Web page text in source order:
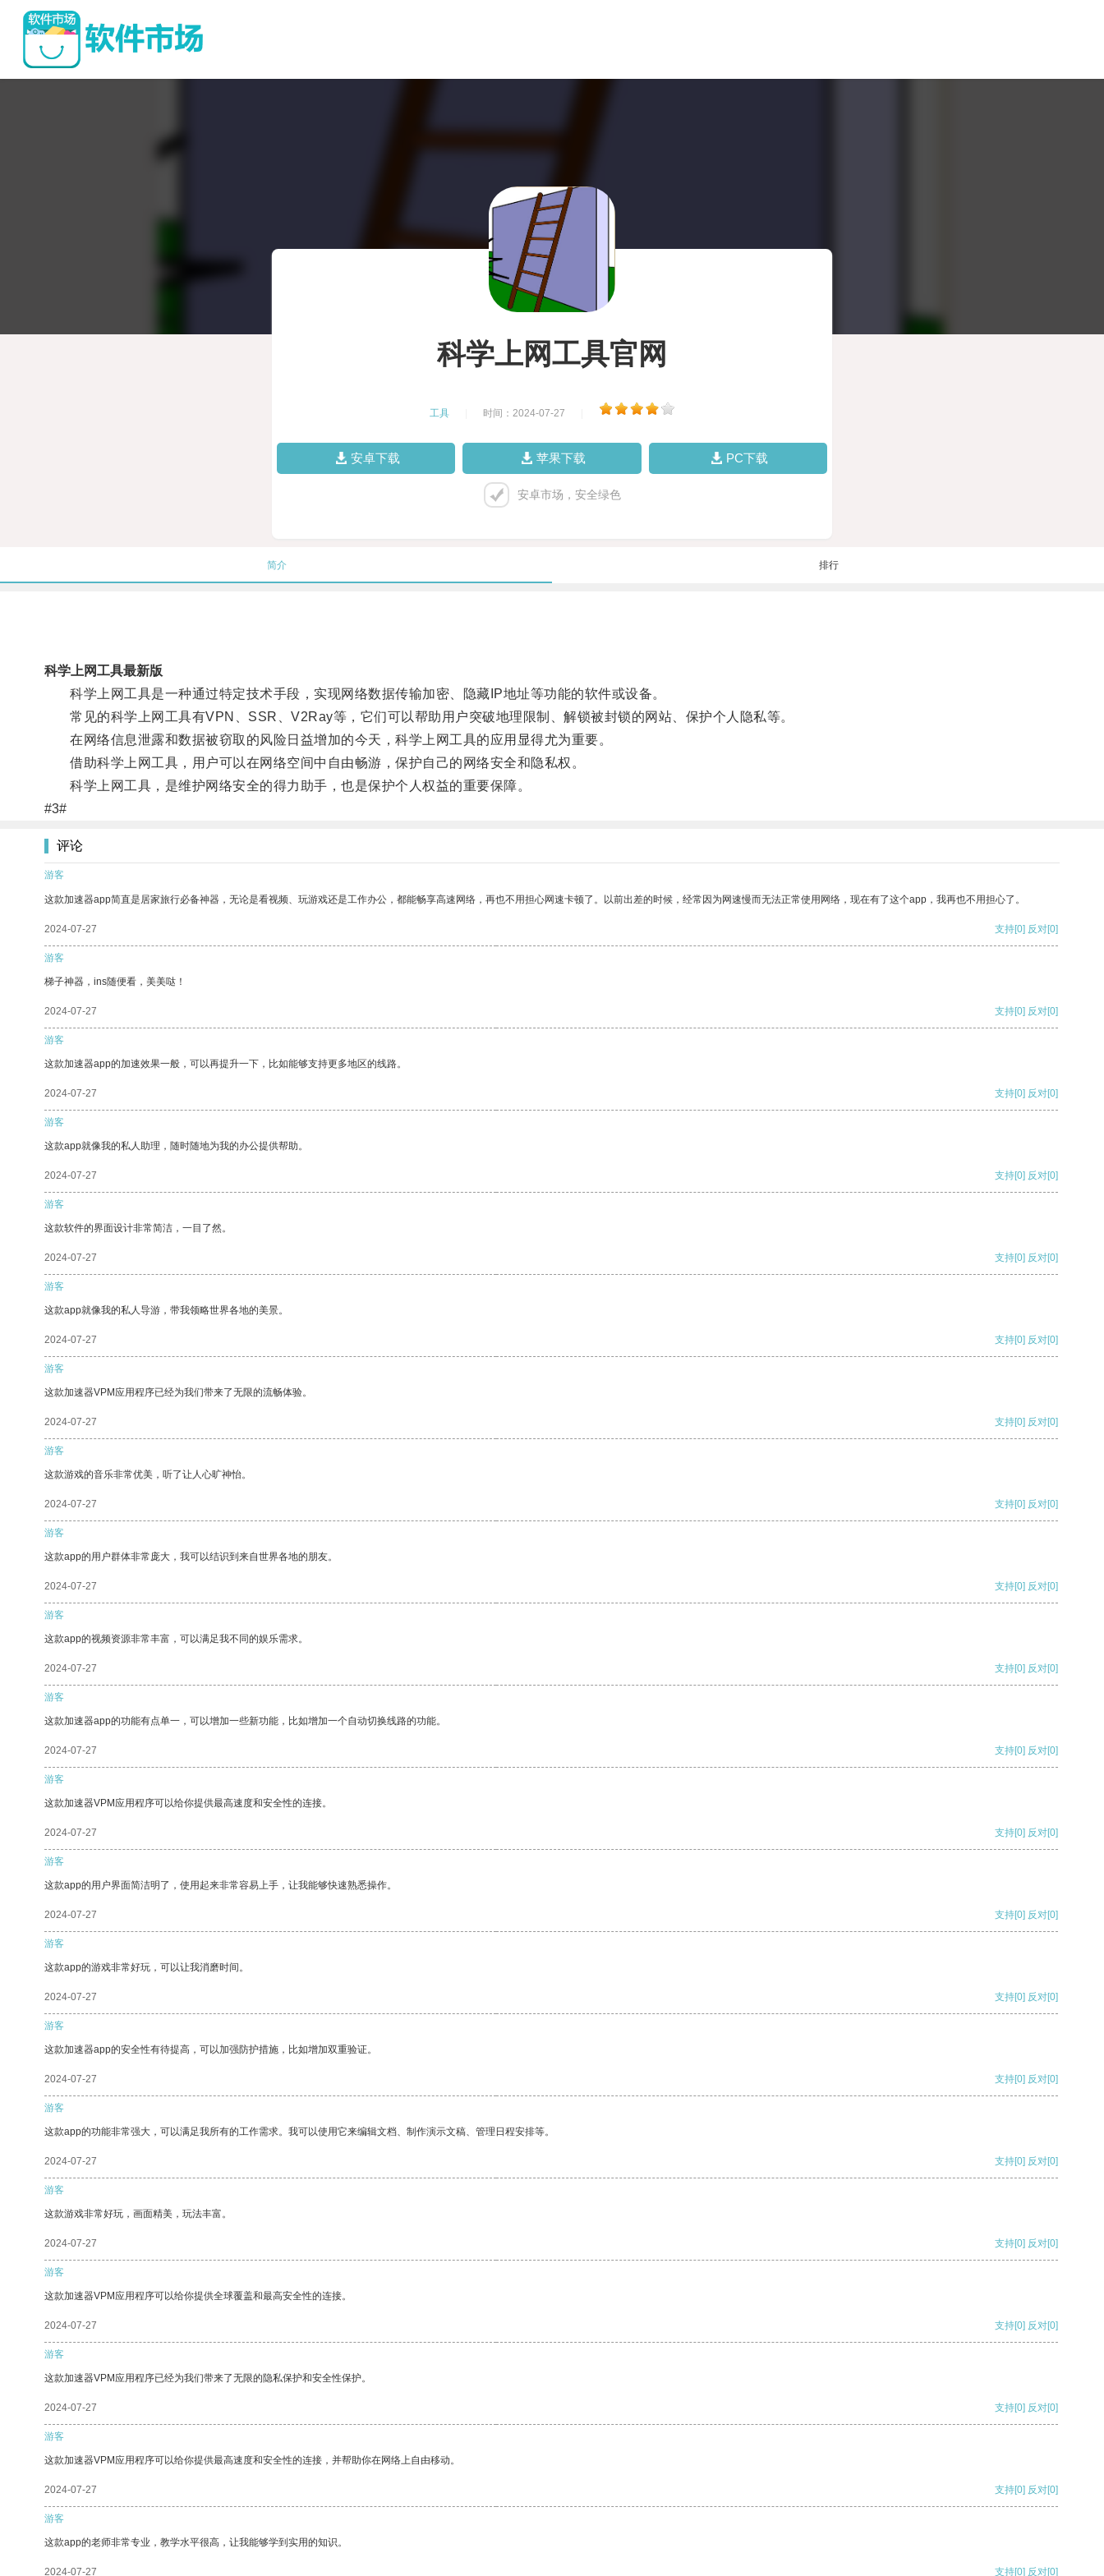
科学上网工具官网
工具 时间：2024-07-27
安卓下载 苹果下载 PC下载
安卓市场，安全绿色
简介 排行
科学上网工具最新版
科学上网工具是一种通过特定技术手段，实现网络数据传输加密、隐藏IP地址等功能的软件或设备。
常见的科学上网工具有VPN、SSR、V2Ray等，它们可以帮助用户突破地理限制、解锁被封锁的网站、保护个人隐私等。
在网络信息泄露和数据被窃取的风险日益增加的今天，科学上网工具的应用显得尤为重要。
借助科学上网工具，用户可以在网络空间中自由畅游，保护自己的网络安全和隐私权。
科学上网工具，是维护网络安全的得力助手，也是保护个人权益的重要保障。
#3#
评论
游客
这款加速器app简直是居家旅行必备神器，无论是看视频、玩游戏还是工作办公，都能畅享高速网络，再也不用担心网速卡顿了。以前出差的时候，经常因为网速慢而无法正常使用网络，现在有了这个app，我再也不用担心了。
2024-07-27 支持[0] 反对[0]
游客
梯子神器，ins随便看，美美哒！
2024-07-27 支持[0] 反对[0]
游客
这款加速器app的加速效果一般，可以再提升一下，比如能够支持更多地区的线路。
2024-07-27 支持[0] 反对[0]
游客
这款app就像我的私人助理，随时随地为我的办公提供帮助。
2024-07-27 支持[0] 反对[0]
游客
这款软件的界面设计非常简洁，一目了然。
2024-07-27 支持[0] 反对[0]
游客
这款app就像我的私人导游，带我领略世界各地的美景。
2024-07-27 支持[0] 反对[0]
游客
这款加速器VPM应用程序已经为我们带来了无限的流畅体验。
2024-07-27 支持[0] 反对[0]
游客
这款游戏的音乐非常优美，听了让人心旷神怡。
2024-07-27 支持[0] 反对[0]
游客
这款app的用户群体非常庞大，我可以结识到来自世界各地的朋友。
2024-07-27 支持[0] 反对[0]
游客
这款app的视频资源非常丰富，可以满足我不同的娱乐需求。
2024-07-27 支持[0] 反对[0]
游客
这款加速器app的功能有点单一，可以增加一些新功能，比如增加一个自动切换线路的功能。
2024-07-27 支持[0] 反对[0]
游客
这款加速器VPM应用程序可以给你提供最高速度和安全性的连接。
2024-07-27 支持[0] 反对[0]
游客
这款app的用户界面简洁明了，使用起来非常容易上手，让我能够快速熟悉操作。
2024-07-27 支持[0] 反对[0]
游客
这款app的游戏非常好玩，可以让我消磨时间。
2024-07-27 支持[0] 反对[0]
游客
这款加速器app的安全性有待提高，可以加强防护措施，比如增加双重验证。
2024-07-27 支持[0] 反对[0]
游客
这款app的功能非常强大，可以满足我所有的工作需求。我可以使用它来编辑文档、制作演示文稿、管理日程安排等。
2024-07-27 支持[0] 反对[0]
游客
这款游戏非常好玩，画面精美，玩法丰富。
2024-07-27 支持[0] 反对[0]
游客
这款加速器VPM应用程序可以给你提供全球覆盖和最高安全性的连接。
2024-07-27 支持[0] 反对[0]
游客
这款加速器VPM应用程序已经为我们带来了无限的隐私保护和安全性保护。
2024-07-27 支持[0] 反对[0]
游客
这款加速器VPM应用程序可以给你提供最高速度和安全性的连接，并帮助你在网络上自由移动。
2024-07-27 支持[0] 反对[0]
游客
这款app的老师非常专业，教学水平很高，让我能够学到实用的知识。
2024-07-27 支持[0] 反对[0]